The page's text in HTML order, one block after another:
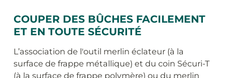
COUPER DES BÛCHES FACILEMENT
ET EN TOUTE SÉCURITÉ
L’association de l'outil merlin éclateur (à la
surface de frappe métallique) et du coin Sécuri-T
(à la surface de frappe polymère) ou du merlin